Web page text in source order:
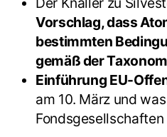
Vorschlag, dass
bestimmten
gemäß der
Einführung EU-
am 10. März und